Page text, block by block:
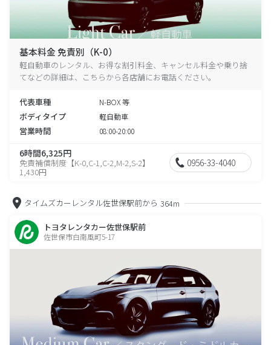
基本料金 免責別（K-0）
軽自動車のレンタル、お得な割引料金、キャンセル料金や乗り捨
てなどの詳細は、こちらから各店舗にお電話ください。
代表車種 N-BOX 等
ボディタイプ 軽自動車
営業時間 08:00-20:00
6時間6,325円
免責補償制度【K-0,C-1,C-2,M-2,S-2】
1,430円
0956-33-4040
タイムズカーレンタル佐世保駅前から 364m
トヨタレンタカー佐世保駅前
佐世保市白南風町5-17